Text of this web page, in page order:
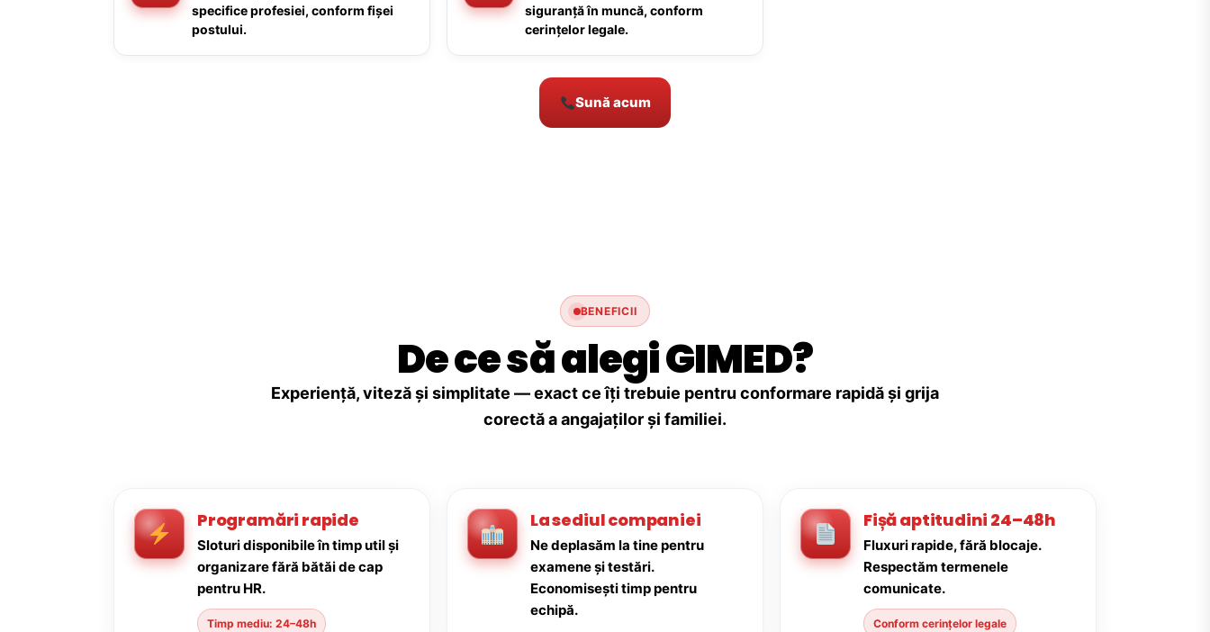
specifice profesiei, conform fișei
postului.
siguranță în muncă, conform
cerințelor legale.
Sună acum
BENEFICII
De ce să alegi GIMED?
Experiență, viteză și simplitate — exact ce îți trebuie pentru conformare rapidă și grija
corectă a angajaților și familiei.
Programări rapide
Sloturi disponibile în timp util și
organizare fără bătăi de cap
pentru HR.
Timp mediu: 24–48h
La sediul companiei
Ne deplasăm la tine pentru
examene și testări.
Economisești timp pentru
echipă.
Fișă aptitudini 24–48h
Fluxuri rapide, fără blocaje.
Respectăm termenele
comunicate.
Conform cerințelor legale